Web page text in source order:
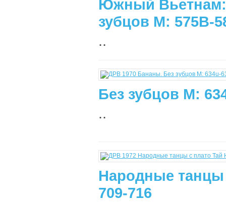
Южный
зубцов М: 575B-
..
Без зубцов М:
..
Народные танцы
709-716